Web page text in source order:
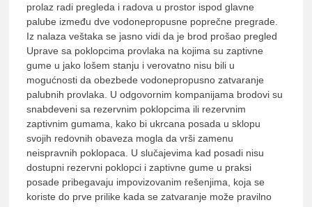
prolaz radi pregleda i radova u prostor ispod glavne
palube između dve vodonepropusne poprečne pregrade.
Iz nalaza veštaka se jasno vidi da je brod prošao pregled
Uprave sa poklopcima provlaka na kojima su zaptivne
gume u jako lošem stanju i verovatno nisu bili u
mogućnosti da obezbede vodonepropusno zatvaranje
palubnih provlaka. U odgovornim kompanijama brodovi su
snabdeveni sa rezervnim poklopcima ili rezervnim
zaptivnim gumama, kako bi ukrcana posada u sklopu
svojih redovnih obaveza mogla da vrši zamenu
neispravnih poklopaca. U slučajevima kad posadi nisu
dostupni rezervni poklopci i zaptivne gume u praksi
posade pribegavaju impovizovanim rešenjima, koja se
koriste do prve prilike kada se zatvaranje može pravilno